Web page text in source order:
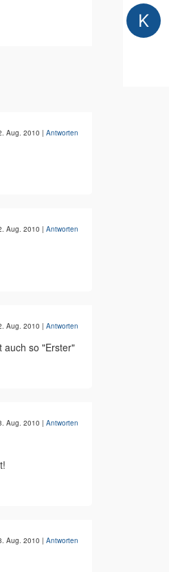
Aug. 2010 | Antworten
Aug. 2010 | Antworten
Aug. 2010 | Antworten
auch so "Erster"
Aug. 2010 | Antworten
Aug. 2010 | Antworten